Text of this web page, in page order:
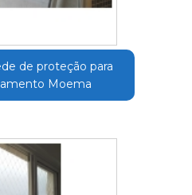
de proteção para
Moema